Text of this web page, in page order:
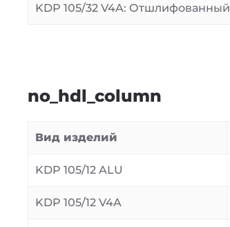
KDP 105/32 V4A: Отшлифованный
no_hdl_column
Вид изделий
KDP 105/12 ALU
KDP 105/12 V4A